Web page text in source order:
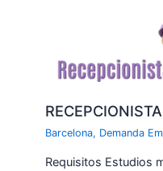
Barcelona, Demanda
Requisitos Estudios